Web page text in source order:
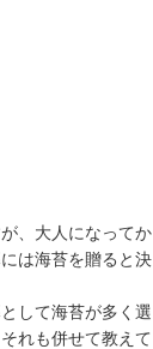
、大人になってか
は海苔を贈ると決
して海苔が多く選
れも併せて教えて